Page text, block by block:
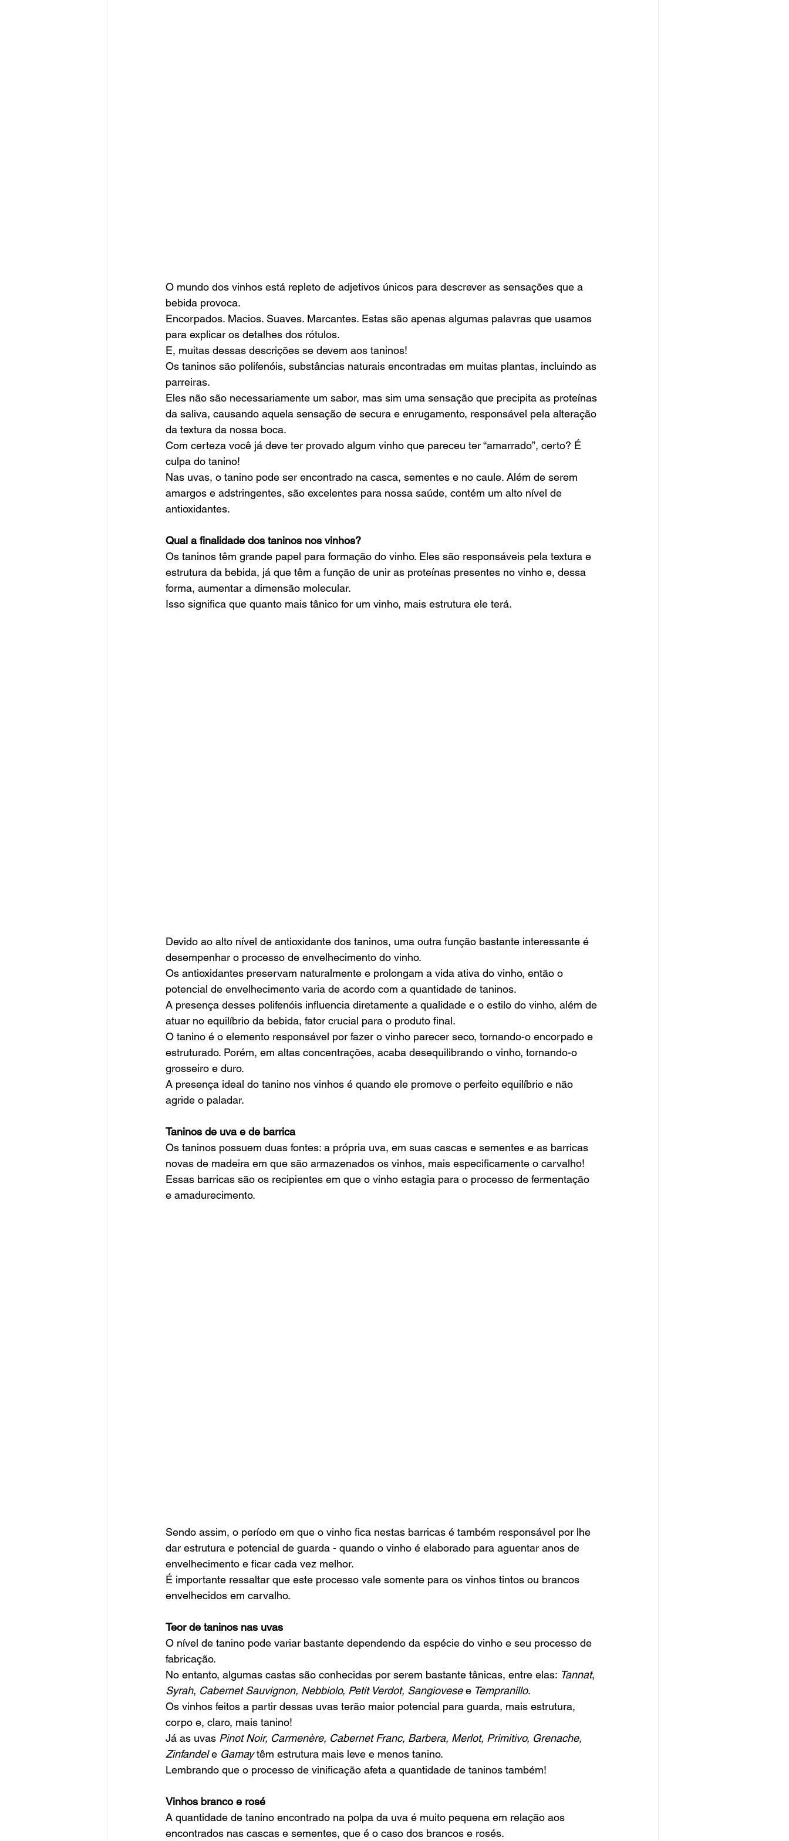
O mundo dos vinhos está repleto de adjetivos únicos para descrever as sensações que a
bebida provoca.
Encorpados. Macios. Suaves. Marcantes. Estas são apenas algumas palavras que usamos
para explicar os detalhes dos rótulos.
E, muitas dessas descrições se devem aos taninos!
Os taninos são polifenóis, substâncias naturais encontradas em muitas plantas, incluindo as
parreiras.
Eles não são necessariamente um sabor, mas sim uma sensação que precipita as proteínas
da saliva, causando aquela sensação de secura e enrugamento, responsável pela alteração
da textura da nossa boca.
Com certeza você já deve ter provado algum vinho que pareceu ter “amarrado”, certo? É
culpa do tanino!
Nas uvas, o tanino pode ser encontrado na casca, sementes e no caule. Além de serem
amargos e adstringentes, são excelentes para nossa saúde, contém um alto nível de
antioxidantes.
Qual a finalidade dos taninos nos vinhos?
Os taninos têm grande papel para formação do vinho. Eles são responsáveis pela textura e
estrutura da bebida, já que têm a função de unir as proteínas presentes no vinho e, dessa
forma, aumentar a dimensão molecular.
Isso significa que quanto mais tânico for um vinho, mais estrutura ele terá.
Devido ao alto nível de antioxidante dos taninos, uma outra função bastante interessante é
desempenhar o processo de envelhecimento do vinho.
Os antioxidantes preservam naturalmente e prolongam a vida ativa do vinho, então o
potencial de envelhecimento varia de acordo com a quantidade de taninos.
A presença desses polifenóis influencia diretamente a qualidade e o estilo do vinho, além de
atuar no equilíbrio da bebida, fator crucial para o produto final.
O tanino é o elemento responsável por fazer o vinho parecer seco, tornando-o encorpado e
estruturado. Porém, em altas concentrações, acaba desequilibrando o vinho, tornando-o
grosseiro e duro.
A presença ideal do tanino nos vinhos é quando ele promove o perfeito equilíbrio e não
agride o paladar.
Taninos de uva e de barrica
Os taninos possuem duas fontes: a própria uva, em suas cascas e sementes e as barricas
novas de madeira em que são armazenados os vinhos, mais especificamente o carvalho!
Essas barricas são os recipientes em que o vinho estagia para o processo de fermentação
e amadurecimento.
Sendo assim, o período em que o vinho fica nestas barricas é também responsável por lhe
dar estrutura e potencial de guarda - quando o vinho é elaborado para aguentar anos de
envelhecimento e ficar cada vez melhor.
É importante ressaltar que este processo vale somente para os vinhos tintos ou brancos
envelhecidos em carvalho.
Teor de taninos nas uvas
O nível de tanino pode variar bastante dependendo da espécie do vinho e seu processo de
fabricação.
No entanto, algumas castas são conhecidas por serem bastante tânicas, entre elas: Tannat,
Syrah, Cabernet Sauvignon, Nebbiolo, Petit Verdot, Sangiovese e Tempranillo.
Os vinhos feitos a partir dessas uvas terão maior potencial para guarda, mais estrutura,
corpo e, claro, mais tanino!
Já as uvas Pinot Noir, Carmenère, Cabernet Franc, Barbera, Merlot, Primitivo, Grenache,
Zinfandel e Gamay têm estrutura mais leve e menos tanino.
Lembrando que o processo de vinificação afeta a quantidade de taninos também!
Vinhos branco e rosé
A quantidade de tanino encontrado na polpa da uva é muito pequena em relação aos
encontrados nas cascas e sementes, que é o caso dos brancos e rosés.